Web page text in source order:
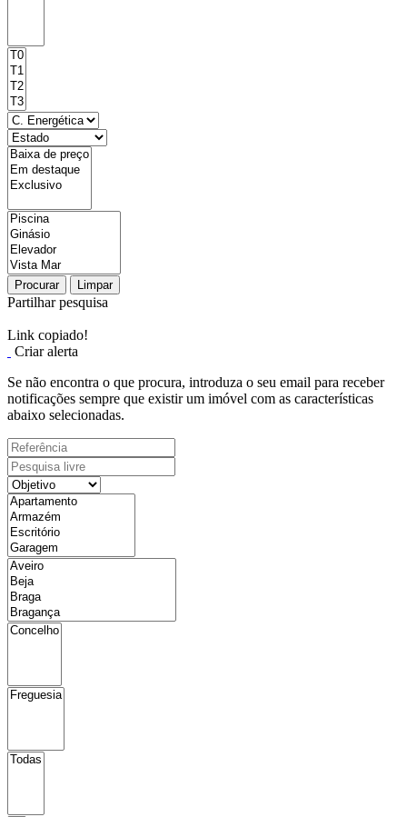
Procurar Limpar
Partilhar pesquisa
Link copiado!
Criar alerta
Se não encontra o que procura, introduza o seu email para receber
notificações sempre que existir um imóvel com as características
abaixo selecionadas.